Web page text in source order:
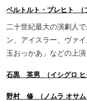
ベルトルト・ブレヒト （
二十世紀最大の演劇人
ン、アイスラー、ヴァ
玉おっかあ」などの上演
石黒 英男 （イシグロ ヒ
野村 修 （ノムラ オサム